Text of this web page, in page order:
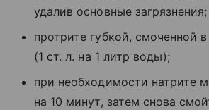
удалив основные загрязнения;
протрите губкой, смоченной
(1 ст. л. на 1 литр воды);
при необходимости натрите
на 10 минут, затем снова